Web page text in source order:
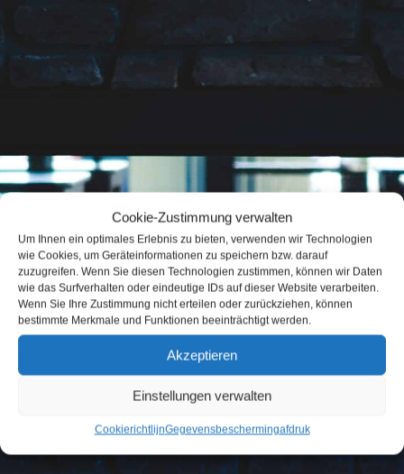
Cookie-Zustimmung verwalten
Um Ihnen ein optimales Erlebnis zu bieten, verwenden wir Technologien
wie Cookies, um Geräteinformationen zu speichern bzw. darauf
zuzugreifen. Wenn Sie diesen Technologien zustimmen, können wir Daten
wie das Surfverhalten oder eindeutige IDs auf dieser Website verarbeiten.
Wenn Sie Ihre Zustimmung nicht erteilen oder zurückziehen, können
bestimmte Merkmale und Funktionen beeinträchtigt werden.
Akzeptieren
Einstellungen verwalten
CookierichtlijnGegevensbeschermingafdruk